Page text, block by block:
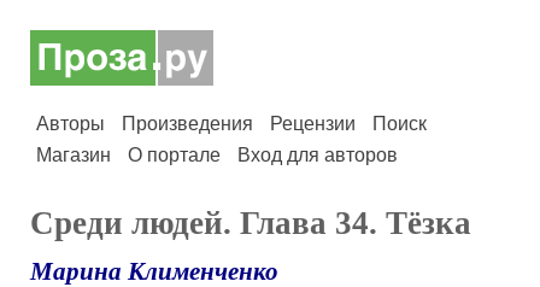
Авторы Произведения Рецензии
Поиск
Магазин
О портале Вход для авторов
Среди людей. Глава 34. Тёзка
Марина Клименченко